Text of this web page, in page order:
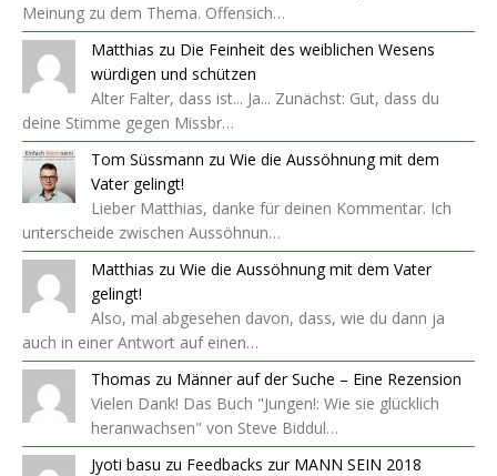
Meinung zu dem Thema. Offensich…
Matthias zu Die Feinheit des weiblichen Wesens
würdigen und schützen
Alter Falter, dass ist... Ja... Zunächst: Gut, dass du
deine Stimme gegen Missbr…
Tom Süssmann zu Wie die Aussöhnung mit dem
Vater gelingt!
Lieber Matthias, danke für deinen Kommentar. Ich
unterscheide zwischen Aussöhnun…
Matthias zu Wie die Aussöhnung mit dem Vater
gelingt!
Also, mal abgesehen davon, dass, wie du dann ja
auch in einer Antwort auf einen…
Thomas zu Männer auf der Suche – Eine Rezension
Vielen Dank! Das Buch "Jungen!: Wie sie glücklich
heranwachsen" von Steve Biddul…
Jyoti basu zu Feedbacks zur MANN SEIN 2018